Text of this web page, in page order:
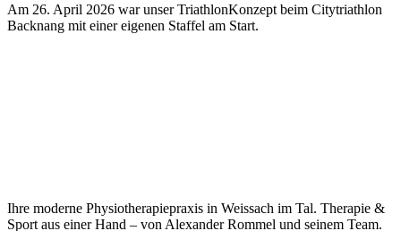
Am 26. April 2026 war unser TriathlonKonzept beim Citytriathlon
Backnang mit einer eigenen Staffel am Start.
Ihre moderne Physiotherapiepraxis in Weissach im Tal. Therapie &
Sport aus einer Hand – von Alexander Rommel und seinem Team.